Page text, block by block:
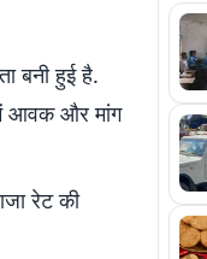
बनी हुई है.
में आवक और मांग
रेट की